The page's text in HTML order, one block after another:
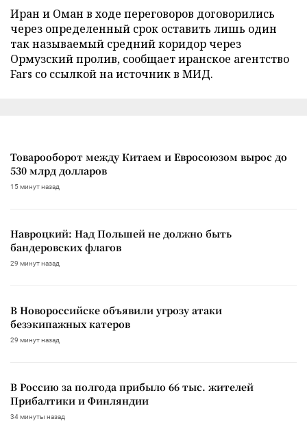
Иран и Оман в ходе переговоров договорились
через определенный срок оставить лишь один
так называемый средний коридор через
Ормузский пролив, сообщает иранское агентство
Fars со ссылкой на источник в МИД.
Товарооборот между Китаем и Евросоюзом вырос до
530 млрд долларов
15 минут назад
Навроцкий: Над Польшей не должно быть
бандеровских флагов
29 минут назад
В Новороссийске объявили угрозу атаки
безэкипажных катеров
29 минут назад
В Россию за полгода прибыло 66 тыс. жителей
Прибалтики и Финляндии
34 минуты назад